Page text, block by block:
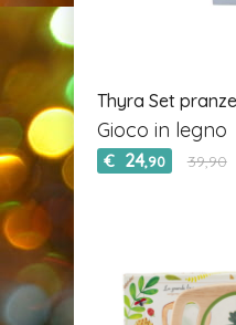
Thyra Set
Gioco in legno
€ 24,90 39,90